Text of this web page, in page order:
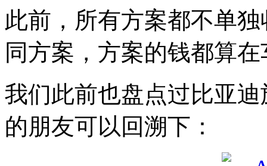
此前，所有方案都不单
同方案，方案的钱都算
我们此前也盘点过比亚
的朋友可以回溯下：